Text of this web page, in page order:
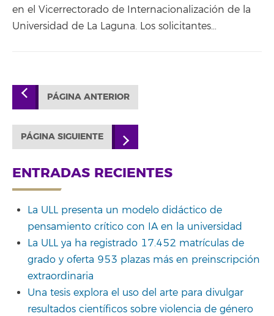
en el Vicerrectorado de Internacionalización de la
Universidad de La Laguna. Los solicitantes…
PÁGINA ANTERIOR
PÁGINA SIGUIENTE
ENTRADAS RECIENTES
La ULL presenta un modelo didáctico de
pensamiento crítico con IA en la universidad
La ULL ya ha registrado 17.452 matrículas de
grado y oferta 953 plazas más en preinscripción
extraordinaria
Una tesis explora el uso del arte para divulgar
resultados científicos sobre violencia de género